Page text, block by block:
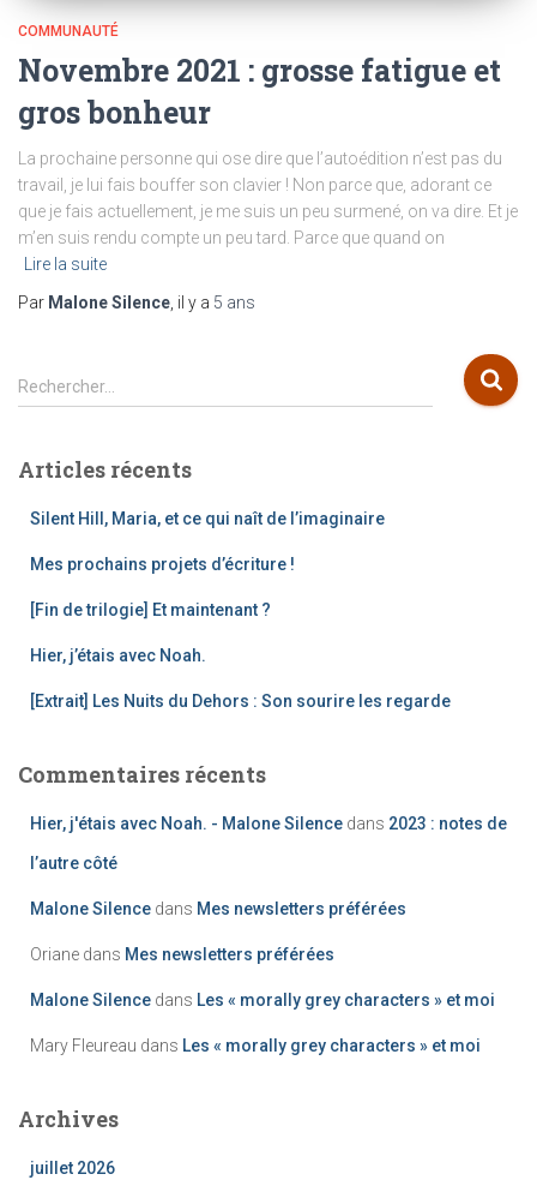
COMMUNAUTÉ
Novembre 2021 : grosse fatigue et
gros bonheur
La prochaine personne qui ose dire que l’autoédition n’est pas du
travail, je lui fais bouffer son clavier ! Non parce que, adorant ce
que je fais actuellement, je me suis un peu surmené, on va dire. Et je
m’en suis rendu compte un peu tard. Parce que quand on
Lire la suite
Par Malone Silence , il y a 5 ans
R
e
e
Rechercher…
Articles récents
Silent Hill, Maria, et ce qui naît de l’imaginaire
Mes prochains projets d’écriture !
[Fin de trilogie] Et maintenant ?
Hier, j’étais avec Noah.
[Extrait] Les Nuits du Dehors : Son sourire les regarde
Commentaires récents
Hier, j'étais avec Noah. - Malone Silence dans 2023 : notes de
l’autre côté
Malone Silence dans Mes newsletters préférées
Oriane dans Mes newsletters préférées
Malone Silence dans Les « morally grey characters » et moi
Mary Fleureau dans Les « morally grey characters » et moi
Archives
juillet 2026